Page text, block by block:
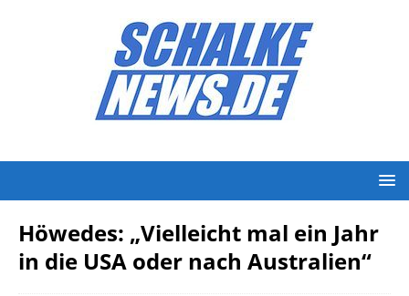
Höwedes: „Vielleicht mal ein Jahr
in die USA oder nach Australien“